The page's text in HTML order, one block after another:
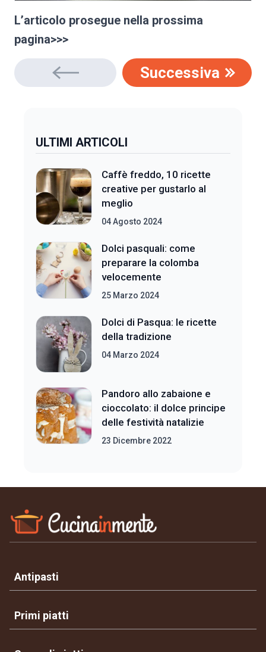
L’articolo prosegue nella prossima
pagina>>>
Successiva
ULTIMI ARTICOLI
Caffè freddo, 10 ricette
creative per gustarlo al
meglio
04 Agosto 2024
Dolci pasquali: come
preparare la colomba
velocemente
25 Marzo 2024
Dolci di Pasqua: le ricette
della tradizione
04 Marzo 2024
Pandoro allo zabaione e
cioccolato: il dolce principe
delle festività natalizie
23 Dicembre 2022
Antipasti
Primi piatti